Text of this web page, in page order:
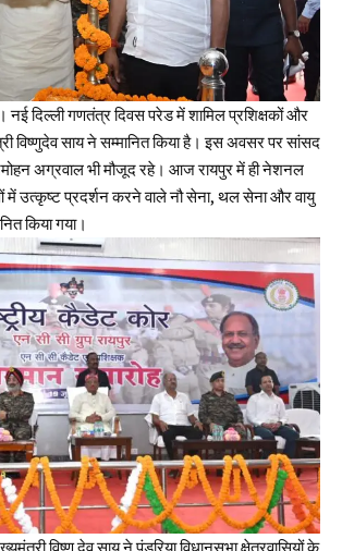
दिल्ली गणतंत्र दिवस परेड में शामिल प्रशिक्षकों और
साय ने सम्मानित किया है। इस अवसर पर सांसद
अग्रवाल भी मौजूद रहे। आज रायपुर में ही नेशनल
में उत्कृष्ट प्रदर्शन करने वाले नौ सेना, थल सेना और वायु
किया गया।
विष्णु देव साय ने पंडरिया विधानसभा क्षेत्रवासियों के